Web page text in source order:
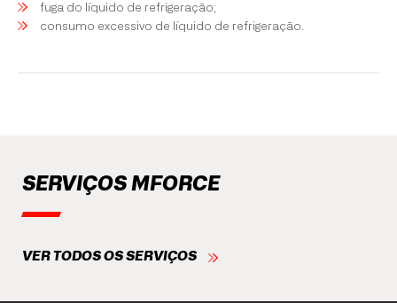
fuga do líquido de refrigeração;
consumo excessivo de líquido de refrigeração.
SERVIÇOS MFORCE
VER TODOS OS SERVIÇOS